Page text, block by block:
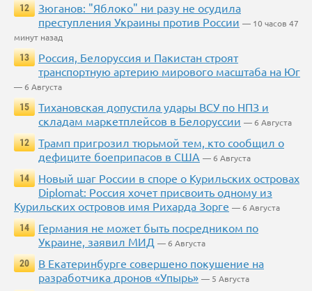
12
Зюганов: "Яблоко" ни разу не осудила
преступления Украины против России — 10 часов 47
минут назад
13
Россия, Белоруссия и Пакистан строят
транспортную артерию мирового масштаба на Юг
— 6 Августа
15
Тихановская допустила удары ВСУ по НПЗ и
складам маркетплейсов в Белоруссии — 6 Августа
12
Трамп пригрозил тюрьмой тем, кто сообщил о
дефиците боеприпасов в США — 6 Августа
14
Новый шаг России в споре о Курильских островах
Diplomat: Россия хочет присвоить одному из
Курильских островов имя Рихарда Зорге — 6 Августа
14
Германия не может быть посредником по
Украине, заявил МИД — 6 Августа
20
В Екатеринбурге совершено покушение на
разработчика дронов «Упырь» — 5 Августа